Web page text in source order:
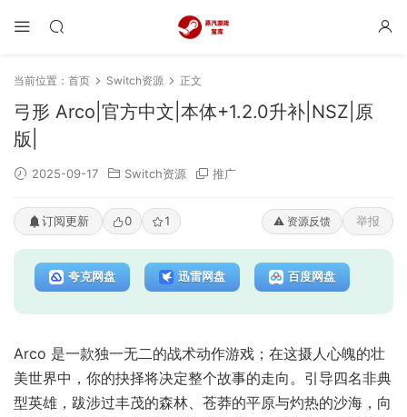
当前位置： 首页 Switch资源 正文
弓形 Arco|官方中文|本体+1.2.0升补|NSZ|原
版|
2025-09-17 Switch资源 推广
订阅更新 0 1 ⚠️ 资源反馈 举报
夸克网盘 迅雷网盘 百度网盘
Arco 是一款独一无二的战术动作游戏；在这摄人心魄的壮
美世界中，你的抉择将决定整个故事的走向。引导四名非典
型英雄，跋涉过丰茂的森林、苍莽的平原与灼热的沙海，向